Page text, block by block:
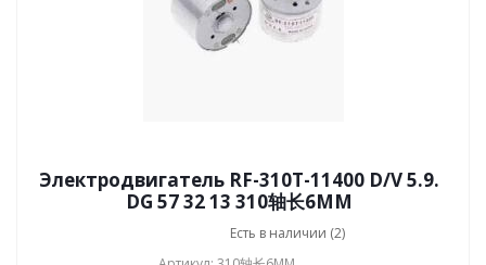
Электродвигатель RF-310T-11400 D/V 5.9.
DG 57 32 13 310轴长6MM
Есть в наличии (2)